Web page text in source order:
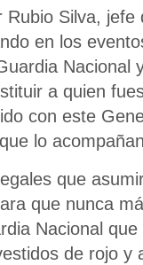
Silva,
en los
Nacional
a quien
con este
lo
que
que nunca
Nacional
de rojo y